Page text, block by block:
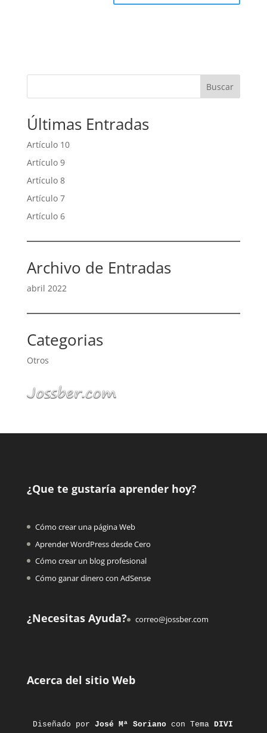
Buscar
Últimas Entradas
Artículo 10
Artículo 9
Artículo 8
Artículo 7
Artículo 6
Archivo de Entradas
abril 2022
Categorias
Otros
¿Que te gustaría aprender hoy?
Cómo crear una página Web
Aprender WordPress desde Cero
Cómo crear un blog profesional
Cómo ganar dinero con AdSense
¿Necesitas Ayuda? correo@jossber.com
Acerca del sitio Web
Diseñado por José Mª Soriano con Tema